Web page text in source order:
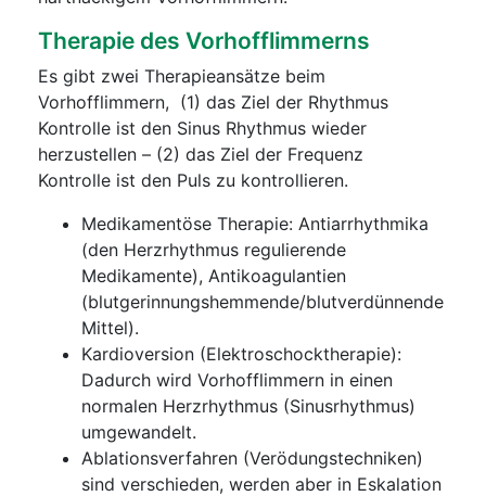
Therapie des Vorhofflimmerns
Es gibt zwei Therapieansätze beim
Vorhofflimmern, (1) das Ziel der Rhythmus
Kontrolle ist den Sinus Rhythmus wieder
herzustellen – (2) das Ziel der Frequenz
Kontrolle ist den Puls zu kontrollieren.
Medikamentöse Therapie: Antiarrhythmika
(den Herzrhythmus regulierende
Medikamente), Antikoagulantien
(blutgerinnungshemmende/blutverdünnende
Mittel).
Kardioversion (Elektroschocktherapie):
Dadurch wird Vorhofflimmern in einen
normalen Herzrhythmus (Sinusrhythmus)
umgewandelt.
Ablationsverfahren (Verödungstechniken)
sind verschieden, werden aber in Eskalation